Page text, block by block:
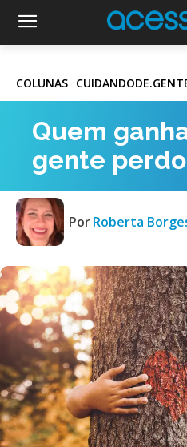
COLUNAS
Quem
gente
PorRoberta